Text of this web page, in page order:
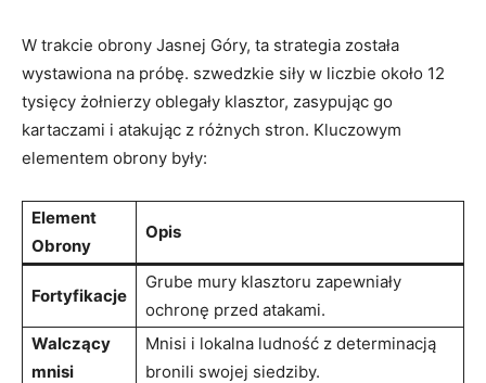
W trakcie obrony Jasnej Góry, ta strategia została
wystawiona⁤ na ‍próbę. szwedzkie siły w‍ liczbie około 12
tysięcy ⁣żołnierzy oblegały klasztor, zasypując go
kartaczami i atakując z różnych stron. Kluczowym‍
elementem obrony ‌były:
Element
Obrony
Opis
Fortyfikacje
Grube mury klasztoru⁤ zapewniały
ochronę przed atakami.
Walczący
mnisi
Mnisi i lokalna ludność z determinacją
bronili swojej siedziby.